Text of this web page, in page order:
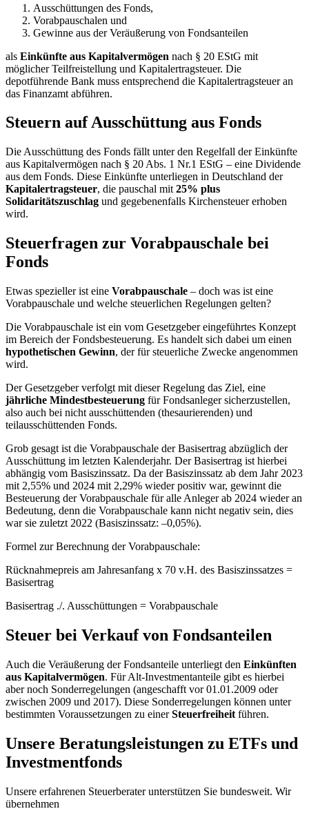
Ausschüttungen des Fonds,
Vorabpauschalen und
Gewinne aus der Veräußerung von Fondsanteilen
als Einkünfte aus Kapitalvermögen nach § 20 EStG mit
möglicher Teilfreistellung und Kapitalertragsteuer. Die
depotführende Bank muss entsprechend die Kapitalertragsteuer an
das Finanzamt abführen.
Steuern auf Ausschüttung aus Fonds
Die Ausschüttung des Fonds fällt unter den Regelfall der Einkünfte
aus Kapitalvermögen nach § 20 Abs. 1 Nr.1 EStG – eine Dividende
aus dem Fonds. Diese Einkünfte unterliegen in Deutschland der
Kapitalertragsteuer, die pauschal mit 25% plus
Solidaritätszuschlag und gegebenenfalls Kirchensteuer erhoben
wird.
Steuerfragen zur Vorabpauschale bei
Fonds
Etwas spezieller ist eine Vorabpauschale – doch was ist eine
Vorabpauschale und welche steuerlichen Regelungen gelten?
Die Vorabpauschale ist ein vom Gesetzgeber eingeführtes Konzept
im Bereich der Fondsbesteuerung. Es handelt sich dabei um einen
hypothetischen Gewinn, der für steuerliche Zwecke angenommen
wird.
Der Gesetzgeber verfolgt mit dieser Regelung das Ziel, eine
jährliche Mindestbesteuerung für Fondsanleger sicherzustellen,
also auch bei nicht ausschüttenden (thesaurierenden) und
teilausschüttenden Fonds.
Grob gesagt ist die Vorabpauschale der Basisertrag abzüglich der
Ausschüttung im letzten Kalenderjahr. Der Basisertrag ist hierbei
abhängig vom Basiszinssatz. Da der Basiszinssatz ab dem Jahr 2023
mit 2,55% und 2024 mit 2,29% wieder positiv war, gewinnt die
Besteuerung der Vorabpauschale für alle Anleger ab 2024 wieder an
Bedeutung, denn die Vorabpauschale kann nicht negativ sein, dies
war sie zuletzt 2022 (Basiszinssatz: –0,05%).
Formel zur Berechnung der Vorabpauschale:
Rücknahmepreis am Jahresanfang x 70 v.H. des Basiszinssatzes =
Basisertrag
Basisertrag ./. Ausschüttungen = Vorabpauschale
Steuer bei Verkauf von Fondsanteilen
Auch die Veräußerung der Fondsanteile unterliegt den Einkünften
aus Kapitalvermögen. Für Alt-Investmentanteile gibt es hierbei
aber noch Sonderregelungen (angeschafft vor 01.01.2009 oder
zwischen 2009 und 2017). Diese Sonderregelungen können unter
bestimmten Voraussetzungen zu einerSteuerfreiheit führen.
Unsere Beratungsleistungen zu ETFs und
Investmentfonds
Unsere erfahrenen Steuerberater unterstützen Sie bundesweit. Wir
übernehmen